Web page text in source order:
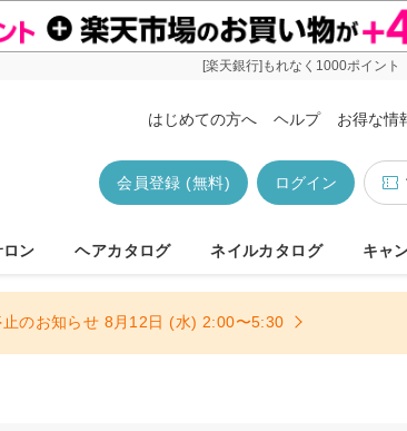
[楽天銀行]もれなく1000ポイント
はじめての方へ ヘルプ お得な情
ログイン
会員登録 (無料)
ン ヘアカタログ ネイルカタログ キャ
のお知らせ 8月12日 (水) 2:00〜5:30